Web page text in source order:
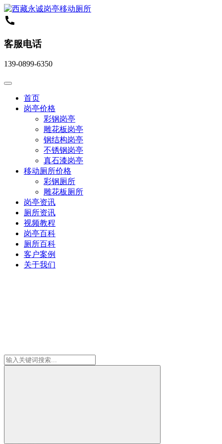
客服电话
139-0899-6350
首页
岗亭价格
彩钢岗亭
雕花板岗亭
钢结构岗亭
不锈钢岗亭
真石漆岗亭
移动厕所价格
彩钢厕所
雕花板厕所
岗亭资讯
厕所资讯
视频教程
岗亭百科
厕所百科
客户案例
关于我们